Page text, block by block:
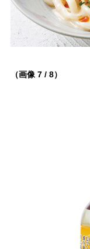
（画像 7 / 8）